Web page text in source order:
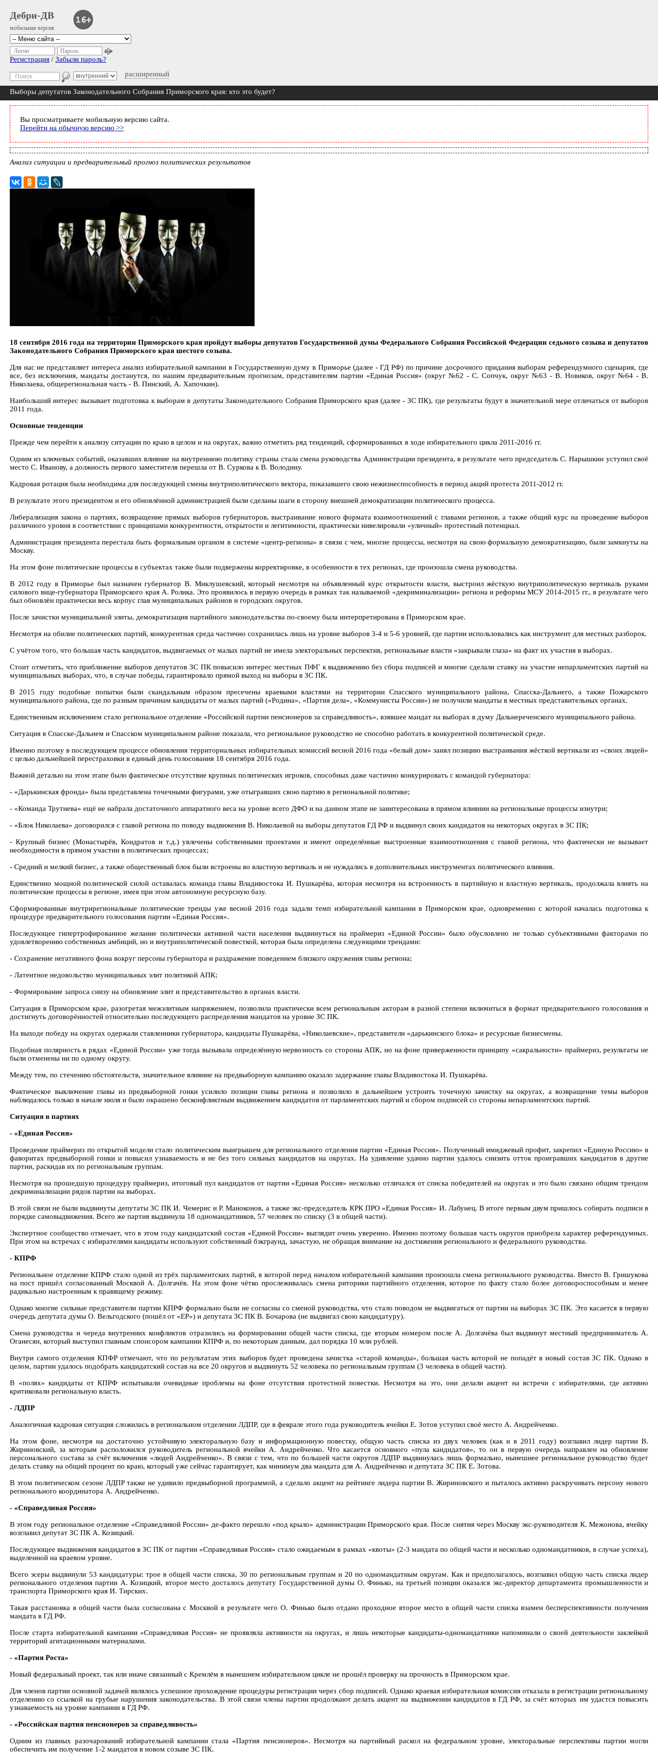
Дебри-ДВ
мобильная версия
расширенный
Логин Пароль
Регистрация / Забыли пароль?
Выборы депутатов Законодательного Собрания Приморского края: кто это будет?
Вы просматриваете мобильную версию сайта.
Перейти на обычную версию >>
Анализ ситуации и предварительный прогноз политических результатов
18 сентября 2016 года на территории Приморского края пройдут выборы депутатов Государственной думы Федерального Собрания Российской Федерации седьмого созыва и депутатов
Законодательного Собрания Приморского края шестого созыва.
Для нас не представляет интереса анализ избирательной кампании в Государственную думу в Приморье (далее - ГД РФ) по причине досрочного придания выборам референдумного сценария, где
все, без исключения, мандаты достанутся, по нашим предварительным прогнозам, представителям партии «Единая Россия» (округ №62 - С. Сопчук, округ №63 - В. Новиков, округ №64 - В.
Николаева, общерегиональная часть - В. Пинский, А. Хапочкин).
Наибольший интерес вызывает подготовка к выборам в депутаты Законодательного Собрания Приморского края (далее - ЗС ПК), где результаты будут в значительной мере отличаться от выборов
2011 года.
Основные тенденции
Прежде чем перейти к анализу ситуации по краю в целом и на округах, важно отметить ряд тенденций, сформированных в ходе избирательного цикла 2011-2016 гг.
Одним из ключевых событий, оказавших влияние на внутреннюю политику страны стала смена руководства Администрации президента, в результате чего председатель С. Нарышкин уступил своё
место С. Иванову, а должность первого заместителя перешла от В. Суркова к В. Володину.
Кадровая ротация была необходима для последующей смены внутриполитического вектора, показавшего свою нежизнеспособность в период акций протеста 2011-2012 гг.
В результате этого президентом и его обновлённой администрацией были сделаны шаги в сторону внешней демократизации политического процесса.
Либерализация закона о партиях, возвращение прямых выборов губернаторов, выстраивание нового формата взаимоотношений с главами регионов, а также общий курс на проведение выборов
различного уровня в соответствии с принципами конкурентности, открытости и легитимности, практически нивелировали «уличный» протестный потенциал.
Администрация президента перестала быть формальным органом в системе «центр-регионы» в связи с чем, многие процессы, несмотря на свою формальную демократизацию, были замкнуты на
Москву.
На этом фоне политические процессы в субъектах также были подвержены корректировке, в особенности в тех регионах, где произошла смена руководства.
В 2012 году в Приморье был назначен губернатор В. Миклушевский, который несмотря на объявленный курс открытости власти, выстроил жёсткую внутриполитическую вертикаль руками
силового вице-губернатора Приморского края А. Ролика. Это проявилось в первую очередь в рамках так называемой «декриминализации» региона и реформы МСУ 2014-2015 гг., в результате чего
был обновлён практически весь корпус глав муниципальных районов и городских округов.
После зачистки муниципальной элиты, демократизация партийного законодательства по-своему была интерпретирована в Приморском крае.
Несмотря на обилие политических партий, конкурентная среда частично сохранилась лишь на уровне выборов 3-4 и 5-6 уровней, где партии использовались как инструмент для местных разборок.
С учётом того, что большая часть кандидатов, выдвигаемых от малых партий не имела электоральных перспектив, региональные власти «закрывали глаза» на факт их участия в выборах.
Стоит отметить, что приближение выборов депутатов ЗС ПК повысило интерес местных ПФГ к выдвижению без сбора подписей и многие сделали ставку на участие непарламентских партий на
муниципальных выборах, что, в случае победы, гарантировало прямой выход на выборы в ЗС ПК.
В 2015 году подобные попытки были скандальным образом пресечены краевыми властями на территории Спасского муниципального района, Спасска-Дальнего, а также Пожарского
муниципального района, где по разным причинам кандидаты от малых партий («Родина», «Партия дела», «Коммунисты России») не получили мандаты в местных представительных органах.
Единственным исключением стало региональное отделение «Российской партии пенсионеров за справедливость», взявшее мандат на выборах в думу Дальнереченского муниципального района.
Ситуация в Спасске-Дальнем и Спасском муниципальном районе показала, что региональное руководство не способно работать в конкурентной политической среде.
Именно поэтому в последующем процессе обновления территориальных избирательных комиссий весной 2016 года «белый дом» занял позицию выстраивания жёсткой вертикали из «своих людей»
с целью дальнейшей перестраховки в единый день голосования 18 сентября 2016 года.
Важной деталью на этом этапе было фактическое отсутствие крупных политических игроков, способных даже частично конкурировать с командой губернатора:
- «Дарькинская фронда» была представлена точечными фигурами, уже отыгравших свою партию в региональной политике;
- «Команда Трутнева» ещё не набрала достаточного аппаратного веса на уровне всего ДФО и на данном этапе не заинтересована в прямом влиянии на региональные процессы изнутри;
- «Блок Николаева» договорился с главой региона по поводу выдвижения В. Николаевой на выборы депутатов ГД РФ и выдвинул своих кандидатов на некоторых округах в ЗС ПК;
- Крупный бизнес (Монастырёв, Кондратов и т.д.) увлечены собственными проектами и имеют определённые выстроенные взаимоотношения с главой региона, что фактически не вызывает
необходимости в прямом участии в политических процессах;
- Средний и мелкий бизнес, а также общественный блок были встроены во властную вертикаль и не нуждались в дополнительных инструментах политического влияния.
Единственно мощной политической силой оставалась команда главы Владивостока И. Пушкарёва, которая несмотря на встроенность в партийную и властную вертикаль, продолжала влиять на
политические процессы в регионе, имея при этом автономную ресурсную базу.
Сформированные внутрирегиональные политические тренды уже весной 2016 года задали темп избирательной кампании в Приморском крае, одновременно с которой началась подготовка к
процедуре предварительного голосования партии «Единая Россия».
Последующее гипертрофированное желание политически активной части населения выдвинуться на праймериз «Единой России» было обусловлено не только субъективными факторами по
удовлетворению собственных амбиций, но и внутриполитической повесткой, которая была определена следующими трендами:
- Сохранение негативного фона вокруг персоны губернатора и раздражение поведением близкого окружения главы региона;
- Латентное недовольство муниципальных элит политикой АПК;
- Формирование запроса снизу на обновление элит и представительство в органах власти.
Ситуация в Приморском крае, разогретая межэлитным напряжением, позволила практически всем региональным акторам в разной степени включиться в формат предварительного голосования и
достигнуть договорённостей относительно последующего распределения мандатов на уровне ЗС ПК.
На выходе победу на округах одержали ставленники губернатора, кандидаты Пушкарёва, «Николаевские», представители «дарькинского блока» и ресурсные бизнесмены.
Подобная полярность в рядах «Единой России» уже тогда вызывала определённую нервозность со стороны АПК, но на фоне приверженности принципу «сакральности» праймериз, результаты не
были отменены ни по одному округу.
Между тем, по стечению обстоятельств, значительное влияние на предвыборную кампанию оказало задержание главы Владивостока И. Пушкарёва.
Фактическое выключение главы из предвыборной гонки усилило позиции главы региона и позволило в дальнейшем устроить точечную зачистку на округах, а возвращение темы выборов
наблюдалось только в начале июля и было окрашено бесконфликтным выдвижением кандидатов от парламентских партий и сбором подписей со стороны непарламентских партий.
Ситуация в партиях
- «Единая Россия»
Проведение праймериз по открытой модели стало политическим выигрышем для регионального отделения партии «Единая Россия». Полученный имиджевый профит, закрепил «Единую Россию» в
фаворитах предвыборной гонки и повысил узнаваемость и не без того сильных кандидатов на округах. На удивление удачно партии удалось снизить отток проигравших кандидатов в другие
партии, раскидав их по региональным группам.
Несмотря на прошедшую процедуру праймериз, итоговый пул кандидатов от партии «Единая Россия» несколько отличался от списка победителей на округах и это было связано общим трендом
декриминализации рядов партии на выборах.
В этой связи не были выдвинуты депутаты ЗС ПК И. Чемерис и Р. Маноконов, а также экс-председатель КРК ПРО «Единая Россия» И. Лабунец. В итоге первым двум пришлось собирать подписи в
порядке самовыдвижения. Всего же партия выдвинула 18 одномандатников, 57 человек по списку (3 в общей части).
Экспертное сообщество отмечает, что в этом году кандидатский состав «Единой России» выглядит очень уверенно. Именно поэтому большая часть округов приобрела характер референдумных.
При этом на встречах с избирателями кандидаты используют собственный бэкграунд, зачастую, не обращая внимание на достижения регионального и федерального руководства.
- КПРФ
Региональное отделение КПРФ стало одной из трёх парламентских партий, в которой перед началом избирательной кампании произошла смена регионального руководства. Вместо В. Гришукова
на пост пришёл согласованный Москвой А. Долгачёв. На этом фоне чётко прослеживалась смена риторики партийного отделения, которое по факту стало более договороспособным и менее
радикально настроенным к правящему режиму.
Однако многие сильные представители партии КПРФ формально были не согласны со сменой руководства, что стало поводом не выдвигаться от партии на выборах ЗС ПК. Это касается в первую
очередь депутата думы О. Вельгодского (пошёл от «ЕР») и депутата ЗС ПК В. Бочарова (не выдвигал свою кандидатуру).
Смена руководства и череда внутренних конфликтов отразились на формировании общей части списка, где вторым номером после А. Долгачёва был выдвинут местный предприниматель А.
Оганесян, который выступил главным спонсором кампании КПРФ и, по некоторым данным, дал порядка 10 млн рублей.
Внутри самого отделения КПФР отмечают, что по результатам этих выборов будет проведена зачистка «старой команды», большая часть которой не попадёт в новый состав ЗС ПК. Однако в
целом, партии удалось подобрать кандидатский состав на все 20 округов и выдвинуть 52 человека по региональным группам (3 человека в общей части).
В «полях» кандидаты от КПРФ испытывали очевидные проблемы на фоне отсутствия протестной повестки. Несмотря на это, они делали акцент на встречи с избирателями, где активно
критиковали региональную власть.
- ЛДПР
Аналогичная кадровая ситуация сложилась в региональном отделении ЛДПР, где в феврале этого года руководитель ячейки Е. Зотов уступил своё место А. Андрейченко.
На этом фоне, несмотря на достаточно устойчивую электоральную базу и информационную повестку, общую часть списка из двух человек (как и в 2011 году) возглавил лидер партии В.
Жириновский, за которым расположился руководитель региональной ячейки А. Андрейченко. Что касается основного «пула кандидатов», то он в первую очередь направлен на обновление
персонального состава за счёт включения «людей Андрейченко». В связи с тем, что по большей части округов ЛДПР выдвинулась лишь формально, нынешнее региональное руководство будет
делать ставку на общий процент по краю, который уже сейчас гарантирует, как минимум два мандата для А. Андрейченко и депутата ЗС ПК Е. Зотова.
В этом политическом сезоне ЛДПР также не удивило предвыборной программой, а сделало акцент на рейтинге лидера партии В. Жириновского и пыталось активно раскручивать персону нового
регионального координатора А. Андрейченко.
- «Справедливая Россия»
В этом году региональное отделение «Справедливой России» де-факто перешло «под крыло» администрации Приморского края. После снятия через Москву экс-руководителя К. Межонова, ячейку
возглавил депутат ЗС ПК А. Козицкий.
Последующее выдвижения кандидатов в ЗС ПК от партии «Справедливая Россия» стало ожидаемым в рамках «квоты» (2-3 мандата по общей части и несколько одномандатников, в случае успеха),
выделенной на краевом уровне.
Всего эсеры выдвинули 53 кандидатуры: трое в общей части списка, 30 по региональным группам и 20 по одномандатным округам. Как и предполагалось, возглавил общую часть списка лидер
регионального отделения партии А. Козицкий, второе место досталось депутату Государственной думы О. Финько, на третьей позиции оказался экс-директор департамента промышленности и
транспорта Приморского края И. Тирских.
Такая расстановка в общей части была согласована с Москвой в результате чего О. Финько было отдано проходное второе место в общей части списка взамен бесперспективности получения
мандата в ГД РФ.
После старта избирательной кампании «Справедливая Россия» не проявляла активности на округах, и лишь некоторые кандидаты-одномандатники напоминали о своей деятельности заклейкой
территорий агитационными материалами.
- «Партия Роста»
Новый федеральный проект, так или иначе связанный с Кремлём в нынешнем избирательном цикле не прошёл проверку на прочность в Приморском крае.
Для членов партии основной задачей являлось успешное прохождение процедуры регистрации через сбор подписей. Однако краевая избирательная комиссия отказала в регистрации региональному
отделению со ссылкой на грубые нарушения законодательства. В этой связи члены партии продолжают делать акцент на выдвижении кандидатов в ГД РФ, за счёт которых им удастся повысить
узнаваемость на уровне кампании в ГД РФ.
- «Российская партия пенсионеров за справедливость»
Одним из главных разочарований избирательной кампании стала «Партия пенсионеров». Несмотря на партийный раскол на федеральном уровне, электоральные перспективы партии могли
обеспечить им получение 1-2 мандатов в новом созыве ЗС ПК.